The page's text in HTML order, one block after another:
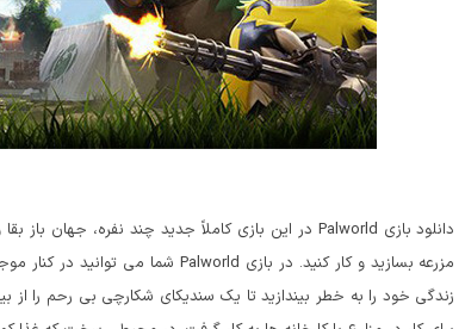
زندگی خود را به خطر بیندازید تا یک سندیکای شکارچی بی رحم را از